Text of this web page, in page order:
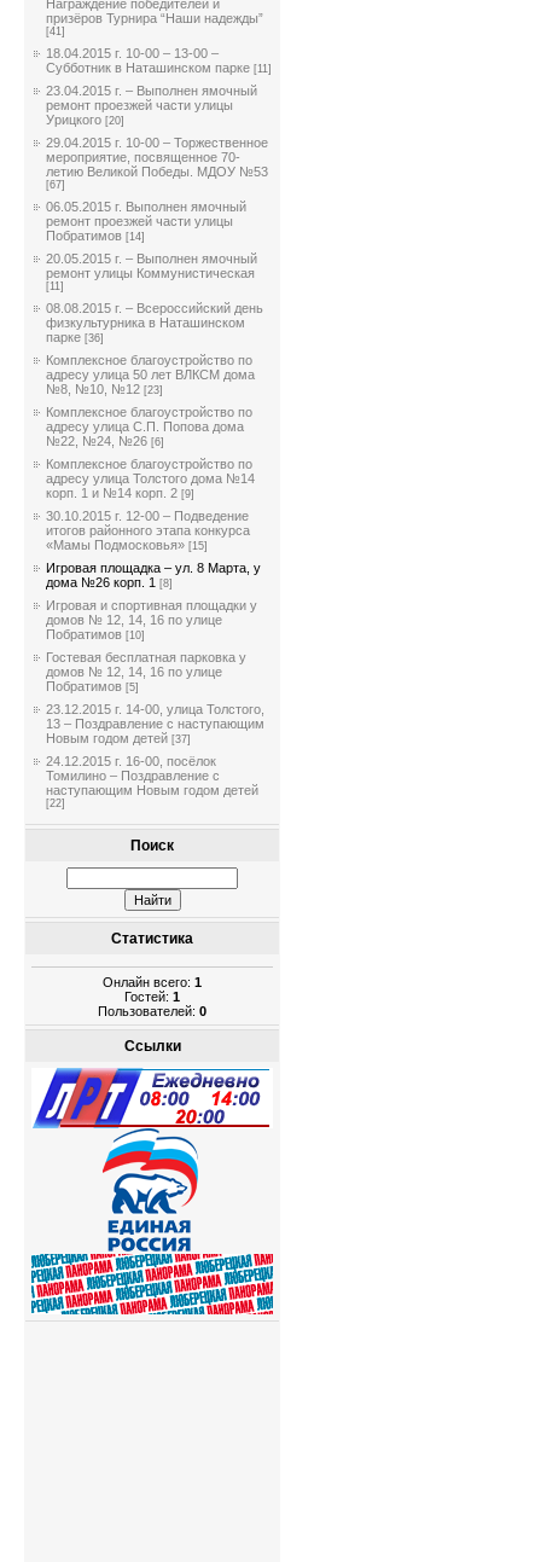
Награждение победителей и
призёров Турнира “Наши надежды”
[41]
18.04.2015 г. 10-00 – 13-00 –
Субботник в Наташинском парке [11]
23.04.2015 г. – Выполнен ямочный
ремонт проезжей части улицы
Урицкого [20]
29.04.2015 г. 10-00 – Торжественное
мероприятие, посвященное 70-
летию Великой Победы. МДОУ №53
[67]
06.05.2015 г. Выполнен ямочный
ремонт проезжей части улицы
Побратимов [14]
20.05.2015 г. – Выполнен ямочный
ремонт улицы Коммунистическая
[11]
08.08.2015 г. – Всероссийский день
физкультурника в Наташинском
парке [36]
Комплексное благоустройство по
адресу улица 50 лет ВЛКСМ дома
№8, №10, №12 [23]
Комплексное благоустройство по
адресу улица С.П. Попова дома
№22, №24, №26 [6]
Комплексное благоустройство по
адресу улица Толстого дома №14
корп. 1 и №14 корп. 2 [9]
30.10.2015 г. 12-00 – Подведение
итогов районного этапа конкурса
«Мамы Подмосковья» [15]
Игровая площадка – ул. 8 Марта, у
дома №26 корп. 1 [8]
Игровая и спортивная площадки у
домов № 12, 14, 16 по улице
Побратимов [10]
Гостевая бесплатная парковка у
домов № 12, 14, 16 по улице
Побратимов [5]
23.12.2015 г. 14-00, улица Толстого,
13 – Поздравление с наступающим
Новым годом детей [37]
24.12.2015 г. 16-00, посёлок
Томилино – Поздравление с
наступающим Новым годом детей
[22]
Поиск
Статистика
Онлайн всего: 1
Гостей: 1
Пользователей: 0
Ссылки